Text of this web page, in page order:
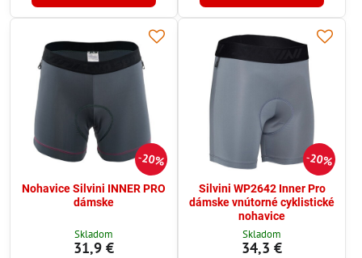
20%
Nohavice Silvini INNER PRO
dámske
Skladom
31,9 €
20%
Silvini WP2642 Inner Pro
dámske vnútorné cyklistické
nohavice
Skladom
34,3 €